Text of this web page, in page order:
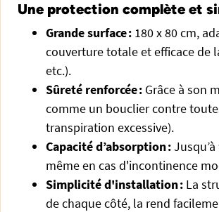
Une protection complète et
Grande surface : 180 x 80 cm,
couverture totale et efficace de
etc.).
Sûreté renforcée : Grâce à son
comme un bouclier contre
transpiration excessive).
Capacité d’absorption :
même en cas d'incontinence
Simplicité d'installation : La
de chaque côté, la rend